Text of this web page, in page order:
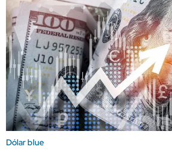
Dólar blue